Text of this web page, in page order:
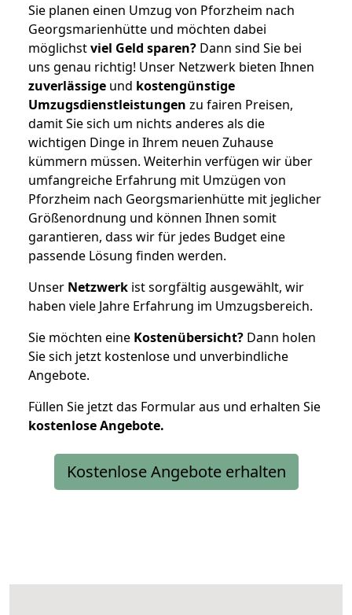
Sie planen einen Umzug von Pforzheim nach
Georgsmarienhütte und möchten dabei
möglichstviel Geld sparen? Dann sind Sie bei
uns genau richtig! Unser Netzwerk bieten Ihnen
zuverlässige und kostengünstige
Umzugsdienstleistungen zu fairen Preisen,
damit Sie sich um nichts anderes als die
wichtigen Dinge in Ihrem neuen Zuhause
kümmern müssen. Weiterhin verfügen wir über
umfangreiche Erfahrung mit Umzügen von
Pforzheim nach Georgsmarienhütte mit jeglicher
Größenordnung und können Ihnen somit
garantieren, dass wir für jedes Budget eine
passende Lösung finden werden.
Unser Netzwerk ist sorgfältig ausgewählt, wir
haben viele Jahre Erfahrung im Umzugsbereich.
Sie möchten eine Kostenübersicht? Dann holen
Sie sich jetzt kostenlose und unverbindliche
Angebote.
Füllen Sie jetzt das Formular aus und erhalten Sie
kostenloseAngebote.
Kostenlose Angebote erhalten